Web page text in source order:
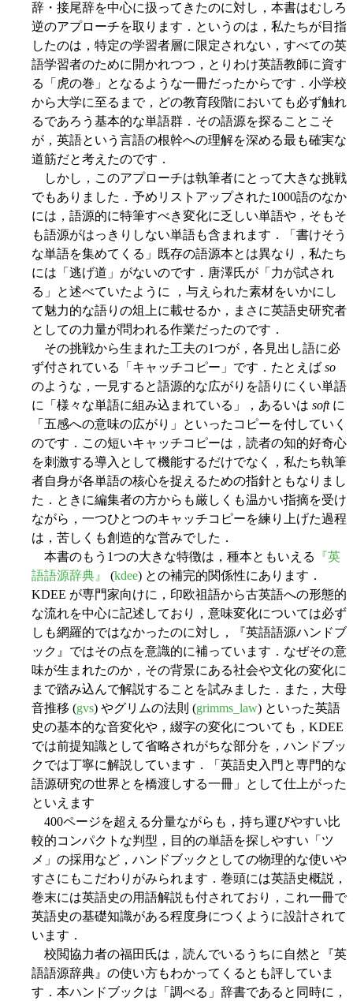
辞・接尾辞を中心に扱ってきたのに対し，本書はむしろ
逆のアプローチを取ります．というのは，私たちが目指
したのは，特定の学習者層に限定されない，すべての英
語学習者のために開かれつつ，とりわけ英語教師に資す
る「虎の巻」となるような一冊だったからです．小学校
から大学に至るまで，どの教育段階においても必ず触れ
るであろう基本的な単語群．その語源を探ることこそ
が，英語という言語の根幹への理解を深める最も確実な
道筋だと考えたのです．
しかし，このアプローチは執筆者にとって大きな挑戦
でもありました．予めリストアップされた1000語のなか
には，語源的に特筆すべき変化に乏しい単語や，そもそ
も語源がはっきりしない単語も含まれます．「書けそう
な単語を集めてくる」既存の語源本とは異なり，私たち
には「逃げ道」がないのです．唐澤氏が「力が試され
る」と述べていたように ，与えられた素材をいかにし
て魅力的な語りの俎上に載せるか，まさに英語史研究者
としての力量が問われる作業だったのです．
その挑戦から生まれた工夫の1つが，各見出し語に必
ず付されている「キャッチコピー」です．たとえば so
のような，一見すると語源的な広がりを語りにくい単語
に「様々な単語に組み込まれている」，あるいは softに
「五感への意味の広がり」といったコピーを付していく
のです．この短いキャッチコピーは，読者の知的好奇心
を刺激する導入として機能するだけでなく，私たち執筆
者自身が各単語の核心を捉えるための指針ともなりまし
た．ときに編集者の方からも厳しくも温かい指摘を受け
ながら，一つひとつのキャッチコピーを練り上げた過程
は，苦しくも創造的な営みでした．
本書のもう1つの大きな特徴は，種本ともいえる
『英
語語源辞典』
(kdee) との補完的関係性にあります．
KDEE が専門家向けに，印欧祖語から古英語への形態的
な流れを中心に記述しており，意味変化については必ず
しも網羅的ではなかったのに対し，『英語語源ハンドブ
ック』ではその点を意識的に補っています．なぜその意
味が生まれたのか，その背景にある社会や文化の変化に
まで踏み込んで解説することを試みました．また，大母
音推移 (gvs) やグリムの法則 (grimms_law) といった英語
史の基本的な音変化や，綴字の変化についても，KDEE
では前提知識として省略されがちな部分を，ハンドブッ
クでは丁寧に解説しています．「英語史入門と専門的な
語源研究の世界とを橋渡しする一冊」として仕上がった
といえます
400ページを超える分量ながらも，持ち運びやすい比
較的コンパクトな判型，目的の単語を探しやすい「ツ
メ」の採用など，ハンドブックとしての物理的な使いや
すさにもこだわりがみられます．巻頭には英語史概説，
巻末には英語史の用語解説も付されており，これ一冊で
英語史の基礎知識がある程度身につくように設計されて
います．
校閲協力者の福田氏は，読んでいるうちに自然と『英
語語源辞典』の使い方もわかってくるとも評していま
す．本ハンドブックは「調べる」辞書であると同時に，